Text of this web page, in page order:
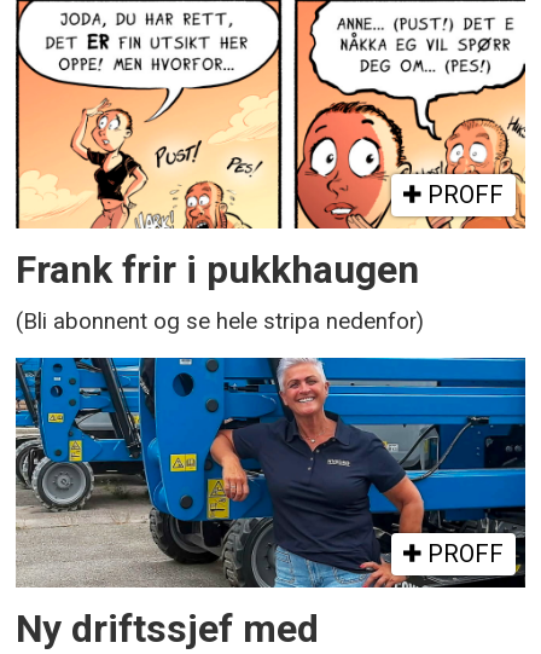
PROFF
Frank frir i pukkhaugen
(Bli abonnent og se hele stripa nedenfor)
PROFF
Ny driftssjef med